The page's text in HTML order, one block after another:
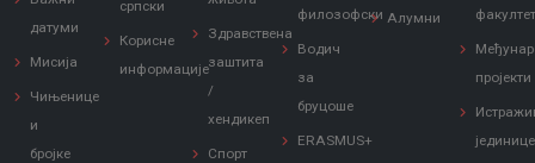
датуми
Мисија
Чињенице
и
бројке
српски
Корисне
информације
Здравствена
заштита
/
хендикеп
Спорт
филозофски
Водич
за
бруцоше
ERASMUS+
Алумни
пројекти
јединице